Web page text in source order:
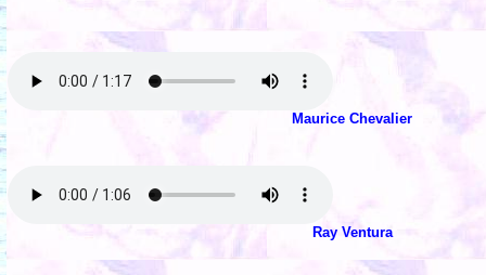
Maurice Chevalier
Ray Ventura